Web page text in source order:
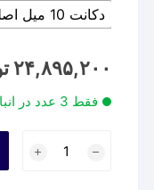
دکانت 10 میل اصلی
۲۴,۸۹۵,۲۰۰
فقط 3 عدد در انبار موجود است